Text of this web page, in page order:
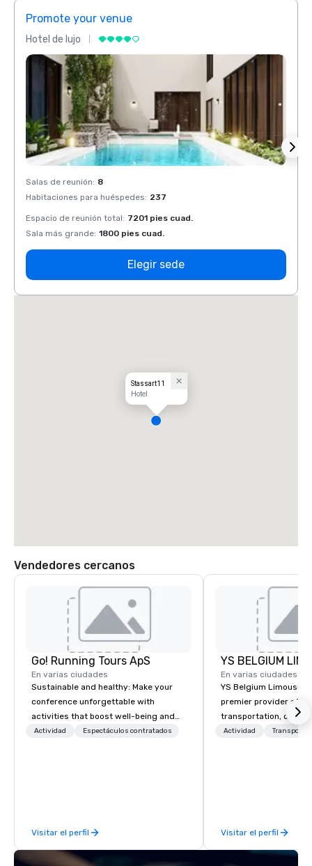
Promote your venue
Hotel de lujo
Salas de reunión: 8
Habitaciones para huéspedes: 237
Espacio de reunión total: 7201 pies cuad.
Sala más grande: 1800 pies cuad.
Elegir sede
Stassart11
Hotel
Vendedores cercanos
Go! Running Tours ApS
En varias ciudades
Sustainable and healthy: Make your
conference unforgettable with
activities that boost well-being and
lower carbon footprints. Explore the
Actividad Espectáculos contratados
Visitar el perfil
En varias ciudades
YS Belgium
premier provider of
transportation,
blend of elegance,
team of highly skilled
ensure that every
Actividad Transporte
Visitar el perfil